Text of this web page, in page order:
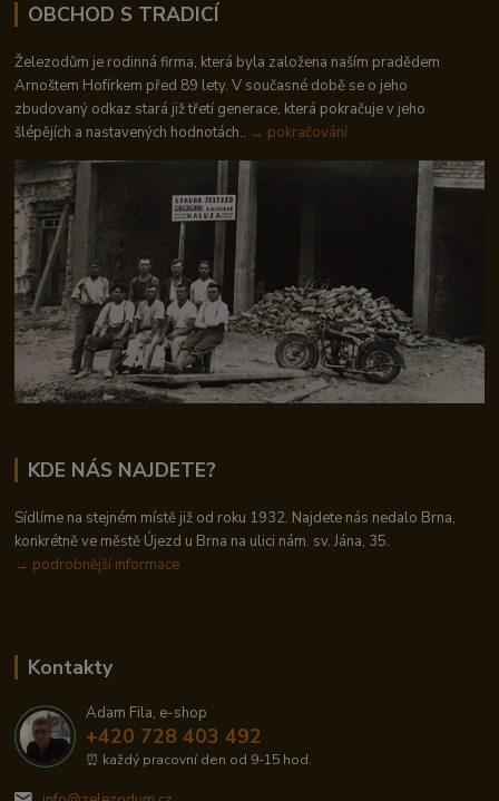
OBCHOD S TRADICÍ
Železodům je rodinná firma, která byla založena naším pradědem
Arnoštem Hofírkem před 89 lety. V současné době se o jeho
zbudovaný odkaz stará již třetí generace, která pokračuje v jeho
šlépějích a nastavených hodnotách.. → pokračování
KDE NÁS NAJDETE?
Sídlíme na stejném místě již od roku 1932. Najdete nás nedalo Brna,
konkrétně ve městě Újezd u Brna na ulici nám. sv. Jána, 35.
→ podrobnější informace
Kontakty
Adam Fila, e-shop
+420 728 403 492
⏰ každý pracovní den od 9-15 hod.